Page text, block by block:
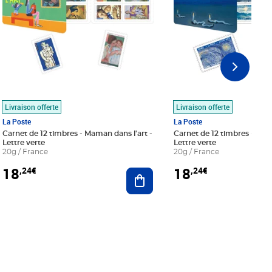
panier
Livraison offerte
La Poste
Carnet de 12 timbres - Maman dans l'art -
Lettre verte
20g / France
18,24€ Ajouter au panier
Livraison offerte
La Poste
Carnet de 12 timbres - Le
Lettre verte
20g / France
18,24€